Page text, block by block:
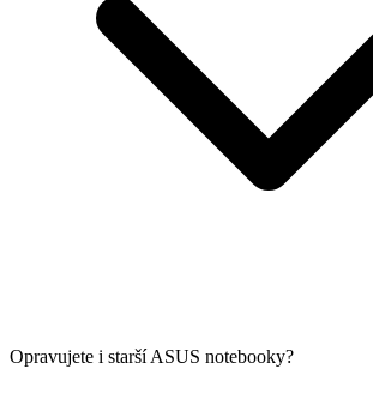
Opravujete i starší ASUS notebooky?